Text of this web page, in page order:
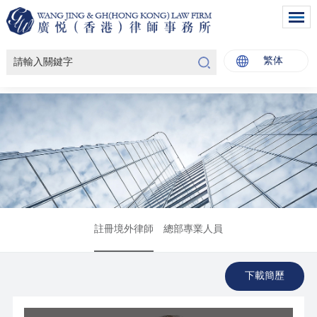
繁体
註冊境外律師 總部專業人員
下載簡歷